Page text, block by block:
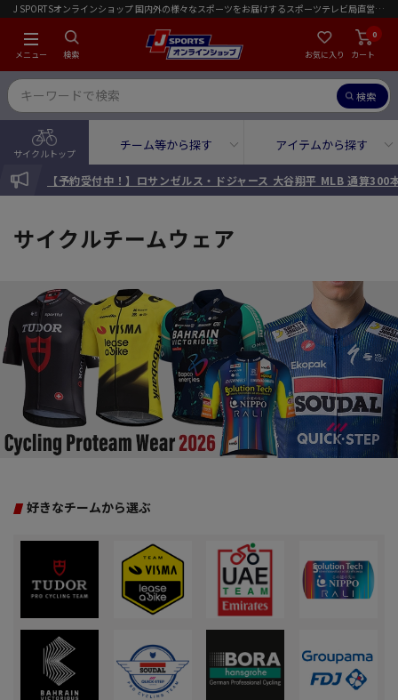
J SPORTSオンラインショップ 国内外の様々なスポーツをお届けするスポーツテレビ局直営店｜会員限定初回ご注文送料無料キャンペーン実施中！
メニュー 検索 お気に入り カート
0
検索
サイクルトップ
チーム等から探す
アイテムから探す
INFORMATION【予約受付中！】ロサンゼルス・ドジャース 大谷翔平 MLB 通算300
サイクルチームウェア
好きなチームから選ぶ